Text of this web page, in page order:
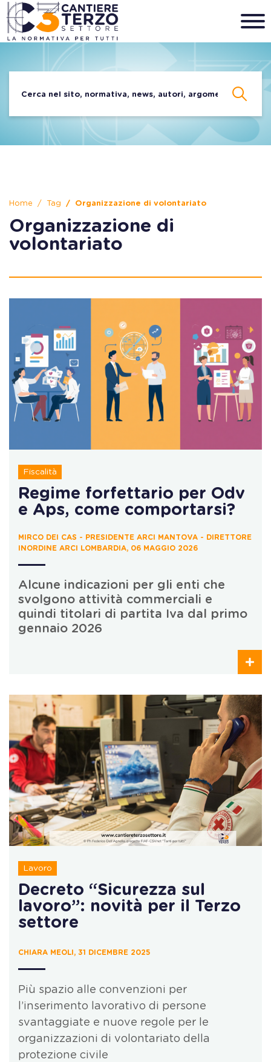
Home Tag Organizzazione di volontariato
Organizzazione di
volontariato
Fiscalità
Regime forfettario per Odv
e Aps, come comportarsi?
MIRCO DEI CAS - PRESIDENTE ARCI MANTOVA - DIRETTORE
INORDINE ARCI LOMBARDIA, 06 MAGGIO 2026
Alcune indicazioni per gli enti che
svolgono attività commerciali e
quindi titolari di partita Iva dal primo
gennaio 2026
Lavoro
Decreto “Sicurezza sul
lavoro”: novità per il Terzo
settore
CHIARA MEOLI, 31 DICEMBRE 2025
Più spazio alle convenzioni per
l’inserimento lavorativo di persone
svantaggiate e nuove regole per le
organizzazioni di volontariato della
protezione civile